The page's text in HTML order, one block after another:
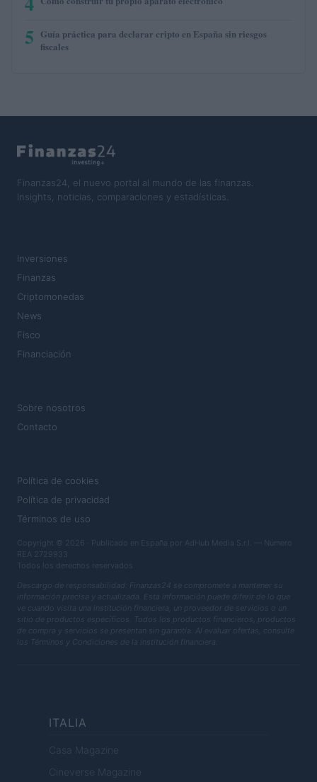
5 Guía práctica para declarar cripto en España sin riesgos
fiscales
Finanzas24, el nuevo portal al mundo de las finanzas.
Insights, noticias, comparaciones y estadísticas.
Inversiones
Finanzas
Criptomonedas
News
Fisco
Financiación
Sobre nosotros
Contacto
Política de cookies
Política de privacidad
Términos de uso
Copyright © 2026 · Publicado en España por AdHub Media S.r.l. — Número
REA 2729933
Todos los derechos reservados
Descargo de responsabilidad: Finanzas24 se compromete a mantener su
información precisa y actualizada. Esta información puede diferir de lo que
ve cuando visita una institución financiera, un proveedor de servicios o un
sitio de productos específicos. Todos los productos financieros, productos
de compra y servicios se presentan sin garantía. Al evaluar ofertas, consulte
los Términos y Condiciones de la institución financiera.
ITALIA
Casa Magazine
Cineverse Magazine